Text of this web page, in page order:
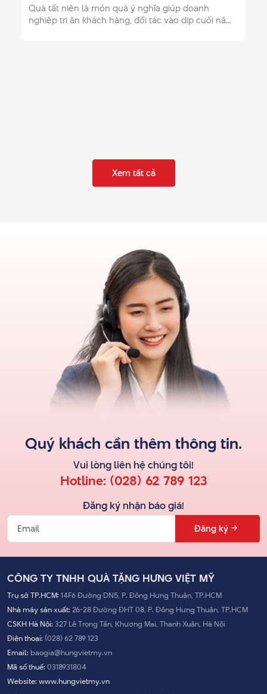
Giỏ quà Tết 300k là lựa chọn hoàn hảo để làm quà
tặng nhân viên, khách hàng. Xem ngay 10 mẫu giỏ
Xem tất cả
Quý khách cần thêm thông tin.
Vui lòng liên hệ chúng tôi!
Hotline: (028) 62 789 123
Đăng ký nhận báo giá!
Đăng ký
CÔNG TY TNHH QUÀ TẶNG HƯNG VIỆT MỸ
Trụ sở TP.HCM: 14F6 Đường DN5, P. Đông Hưng Thuận, TP.HCM
Nhà máy sản xuất: 26-28 Đường ĐHT 08, P. Đông Hưng Thuận, TP.HCM
CSKH Hà Nội: 327 Lê Trọng Tấn, Khương Mai, Thanh Xuân, Hà Nội
Điện thoại: (028) 62 789 123
Email: baogia@hungvietmy.vn
Mã số thuế: 0318931804
Website: www.hungvietmy.vn